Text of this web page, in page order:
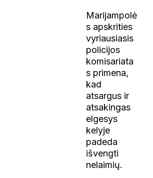
Marijampolė
s apskrities
vyriausiasis
policijos
komisariata
s primena,
kad
atsargus ir
atsakingas
elgesys
kelyje
padeda
išvengti
nelaimių.